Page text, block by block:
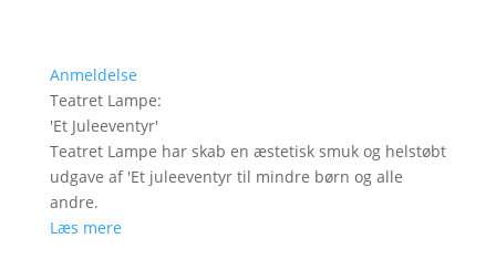
Anmeldelse
Teatret Lampe:
'Et Juleeventyr'
Teatret Lampe har skab en æstetisk smuk og helstøbt
udgave af 'Et juleeventyr til mindre børn og alle
andre.
Læs mere